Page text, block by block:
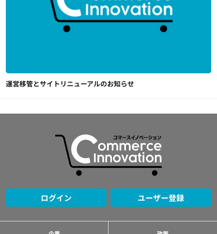
運営移管とサイトリニューアルのお知らせ
ログイン ユーザー登録